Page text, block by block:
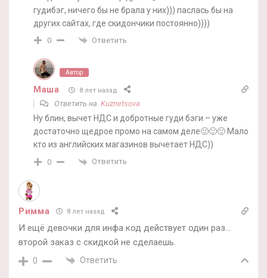
гудибэг, ничего бы не брала у них))) паслась бы на
других сайтах, где скидончики постоянно))))
0 Ответить
Автор
Маша 8 лет назад
Ответить на Kuznetsova
Ну блин, вычет НДС и добротные гуди бэги – уже
достаточно щедрое промо на самом деле🙂🙂🙂 Мало
кто из английских магазинов вычетает НДС))
0 Ответить
Римма 8 лет назад
И ещё девочки для инфа код действует один раз…
второй заказ с скидкой не сделаешь.
0 Ответить